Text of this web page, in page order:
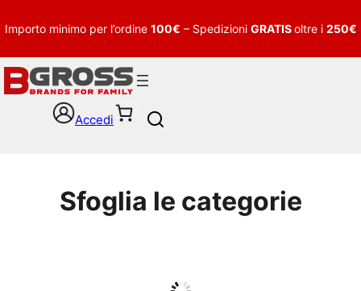
Importo minimo per l’ordine 100€ – Spedizioni GRATISoltre i 250€
Accedi
h
Sfoglia le categorie